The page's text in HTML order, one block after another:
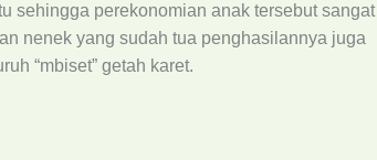
sehingga perekonomian anak tersebut sangat
nenek yang sudah tua penghasilannya juga
“mbiset” getah karet.